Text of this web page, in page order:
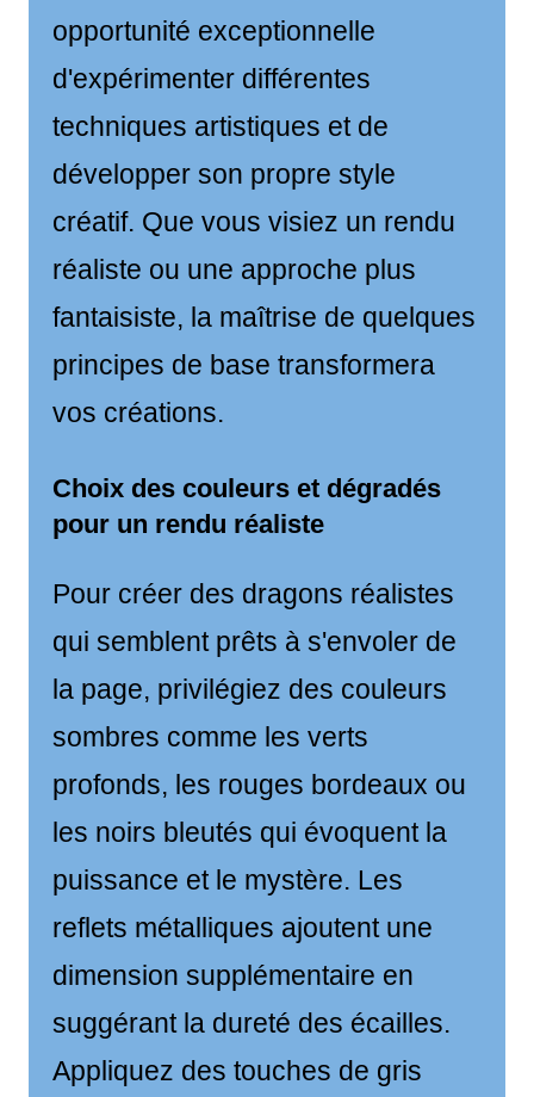
opportunité exceptionnelle
d'expérimenter différentes
techniques artistiques et de
développer son propre style
créatif. Que vous visiez un rendu
réaliste ou une approche plus
fantaisiste, la maîtrise de quelques
principes de base transformera
vos créations.
Choix des couleurs et dégradés
pour un rendu réaliste
Pour créer des dragons réalistes
qui semblent prêts à s'envoler de
la page, privilégiez des couleurs
sombres comme les verts
profonds, les rouges bordeaux ou
les noirs bleutés qui évoquent la
puissance et le mystère. Les
reflets métalliques ajoutent une
dimension supplémentaire en
suggérant la dureté des écailles.
Appliquez des touches de gris